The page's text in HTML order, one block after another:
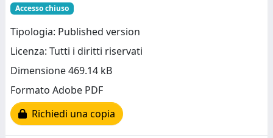
Accesso chiuso
Tipologia: Published version
Licenza: Tutti i diritti riservati
Dimensione 469.14 kB
Formato Adobe PDF
Richiedi una copia